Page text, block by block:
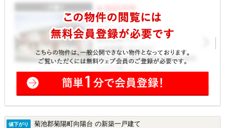
値下がり 菊池郡菊陽町向陽台 の新築一戸建て